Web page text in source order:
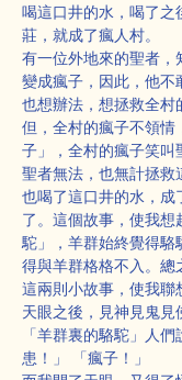
喝這口井的水，喝了
莊，就成了瘋人村。
有一位外地來的聖者，
變成瘋子，因此，他
也想辦法，想拯救全村
但，全村的瘋子不領
子」，全村的瘋子笑叫
聖者無法，也無計拯
也喝了這口井的水，
了。這個故事，使我
駝」，羊群始終覺得
得與羊群格格不入。總
這兩則小故事，使我聯
天眼之後，見神見鬼見
「羊群裏的駱駝」人
患！」 「瘋子！」